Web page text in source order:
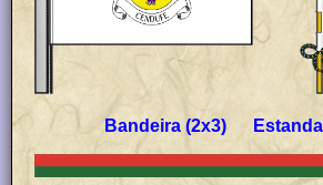
Bandeira (2x3)